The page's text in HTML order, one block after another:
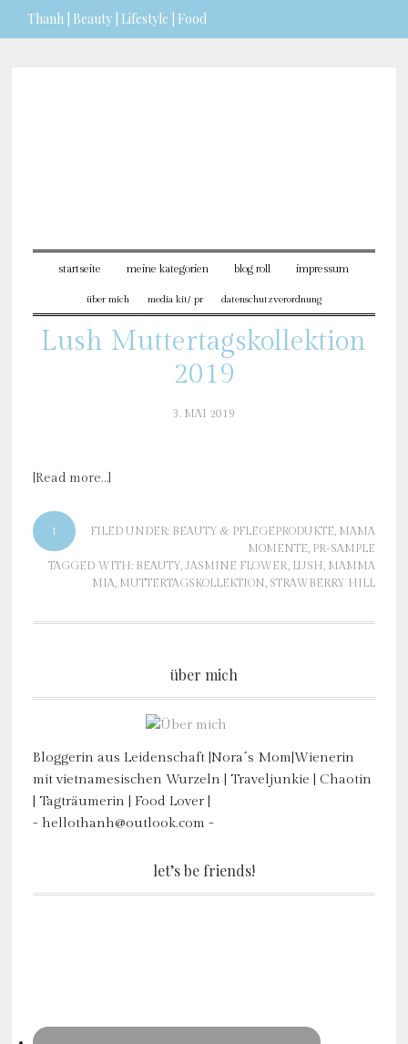
Thanh | Beauty | Lifestyle | Food
startseite meine kategorien blog roll impressum
über mich media kit/ pr datenschutzverordnung
Lush Muttertagskollektion
2019
3. MAI 2019
[Read more…]
1 FILED UNDER: BEAUTY & PFLEGEPRODUKTE, MAMA
MOMENTE, PR-SAMPLE
TAGGED WITH: BEAUTY,JASMINE FLOWER, LUSH, MAMMA
MIA, MUTTERTAGSKOLLEKTION, STRAWBERRY HILL
über mich
Bloggerin aus Leidenschaft |Nora´s Mom|Wienerin
mit vietnamesischen Wurzeln | Traveljunkie | Chaotin
| Tagträumerin | Food Lover |
- hellothanh@outlook.com -
let’s be friends!